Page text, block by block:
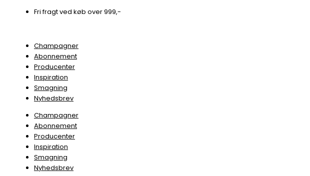
Fri fragt ved køb over 999,-
Champagner
Abonnement
Producenter
Inspiration
Smagning
Nyhedsbrev
Champagner
Abonnement
Producenter
Inspiration
Smagning
Nyhedsbrev